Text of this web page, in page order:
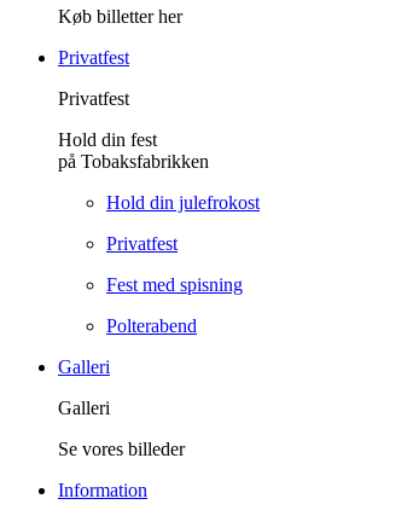
Køb billetter her
Privatfest
Privatfest
Hold din fest
på Tobaksfabrikken
Hold din julefrokost
Privatfest
Fest med spisning
Polterabend
Galleri
Galleri
Se vores billeder
Information